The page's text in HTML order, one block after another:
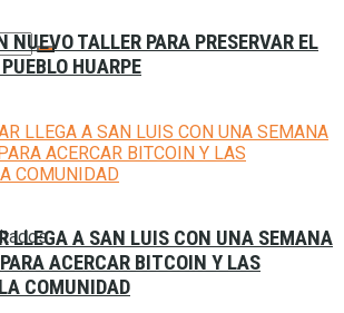
TALLER PARA PRESERVAR EL
HUARPE
LLEGA A SAN LUIS CON UNA SEMANA
ACERCAR BITCOIN Y LAS
COMUNIDAD